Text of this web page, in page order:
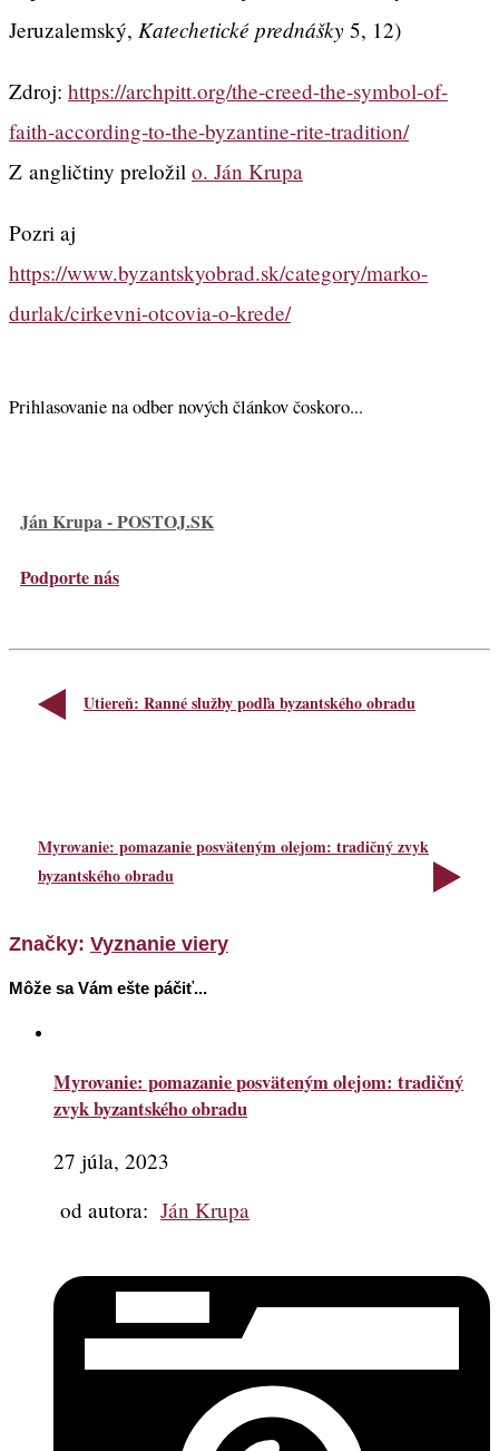
Jeruzalemský, Katechetické prednášky 5, 12)
Zdroj: https://archpitt.org/the-creed-the-symbol-of-
faith-according-to-the-byzantine-rite-tradition/
Z angličtiny preložil o. Ján Krupa
Pozri aj
https://www.byzantskyobrad.sk/category/marko-
durlak/cirkevni-otcovia-o-krede/
Prihlasovanie na odber nových článkov čoskoro...
Ján Krupa - POSTOJ.SK
Podporte nás
Utiereň: Ranné služby podľa byzantského obradu
Myrovanie: pomazanie posväteným olejom: tradičný zvyk
byzantského obradu
Značky: Vyznanie viery
Môže sa Vám ešte páčiť...
Myrovanie: pomazanie posväteným olejom: tradičný
zvyk byzantského obradu
27 júla, 2023
od autora: Ján Krupa